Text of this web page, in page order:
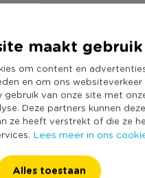
maakt
om content en
en om ons websiteverkeer
van onze site met
Deze partners kunnen
ze heeft verstrekt of die ze
Lees meer in ons
Alles toestaan
Talens. Eigenlijk kun
tot
is jouw favoriete DIY
vandaag nog op